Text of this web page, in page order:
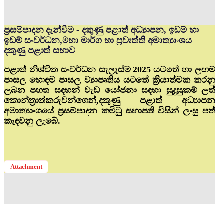
ප්‍රසම්පාදන දැන්වීම - දකුණු පළාත් අධ්‍යාපන, ඉඩම් හා
ඉඩම් සංවර්ධන,මහා මාර්ග හා ප්‍රවෘත්ති අමාත්‍යාංශය
දකුණු පළාත් සභාව
පළාත් නිශ්චිත සංවර්ධන සැලැස්ම 2025 යටතේ හා ලඟම
පාසල හොඳම පාසල ව්‍යාපෘතිය යටතේ ක්‍රියාත්මක කරනු
ලබන පහත සඳහන් වැඩ යෝජනා සඳහා සුදුසුකම් ලත්
කොන්ත්‍රාත්කරුවන්ගෙන්,දකුණු පළාත් අධ්‍යාපන
අමාත්‍යාංශයේ ප්‍රසම්පාදන කමිටු සභාපති විසින් ලංසු පත්
කැඳවනු ලැබේ.
Attachment